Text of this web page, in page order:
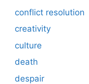
conflict resolution
creativity
culture
death
despair